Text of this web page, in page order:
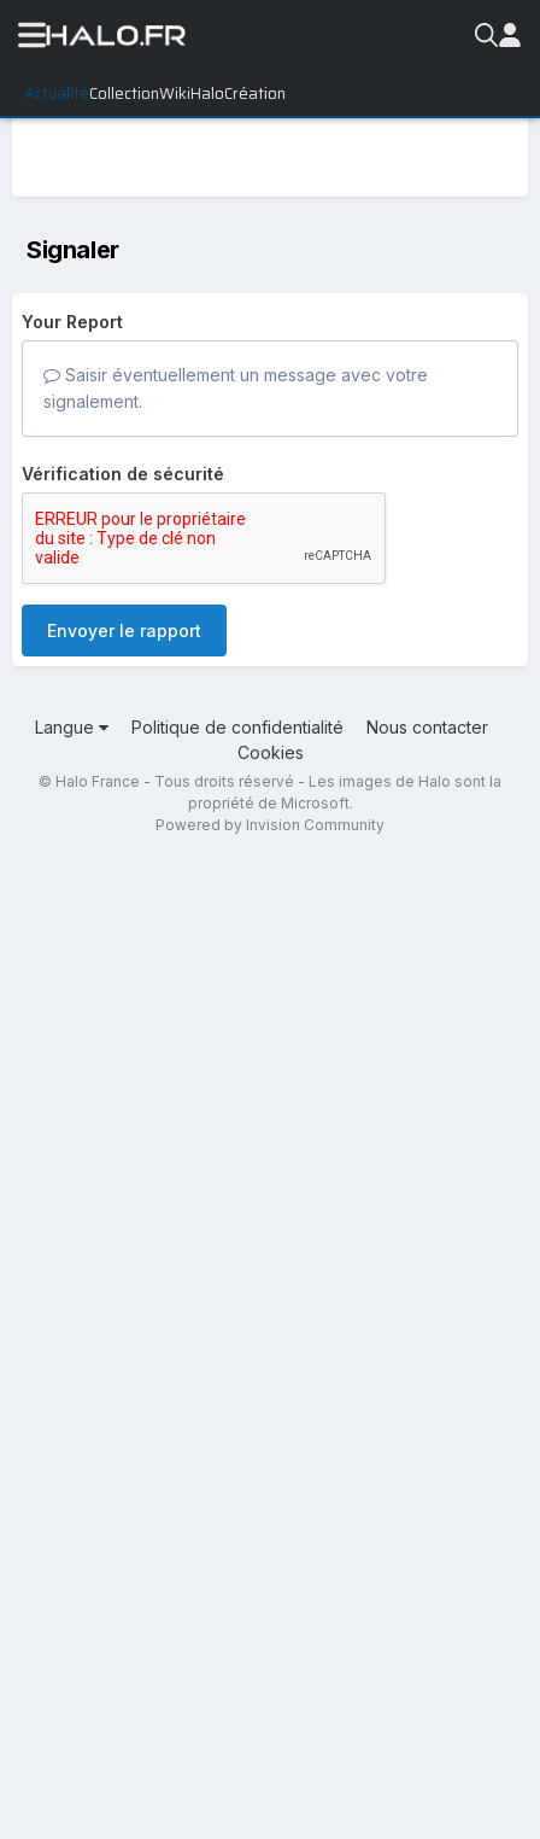
ActualitéCollectionWikiHaloCréation
Signaler
Your Report
Saisir éventuellement un message avec votre
signalement.
Vérification de sécurité
Envoyer le rapport
Langue Politique de confidentialité
Nous contacter
Cookies
© Halo France - Tous droits réservé - Les images de Halo sont la
propriété de Microsoft.
Powered by Invision Community